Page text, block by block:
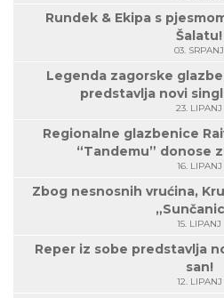
Rundek & Ekipa s
Šalatu!
03. SRPANJ
Legenda zagorske
predstavlja novi
23. LIPANJ
Regionalne glazbenice
“Tandemu” donose
16. LIPANJ
Zbog nesnosnih vrućina,
15. LIPANJ
Reper iz sobe predstavlja
san!
12. LIPANJ